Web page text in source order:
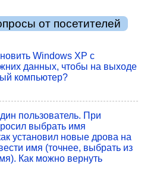
от посетителей
Windows XP с
данных, чтобы на выходе
компьютер?
пользователь. При
выбрать имя
установил новые дрова на
имя (точнее, выбрать из
Как можно вернуть